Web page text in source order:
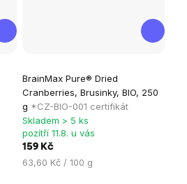
BrainMax Pure® Dried
Cranberries, Brusinky, BIO, 250
g *CZ-BIO-001 certifikát
hodnocení
produktu
je
5,0
z
5
Skladem > 5 ks
pozítří 11.8. u vás
159 Kč
Měrná
63,60 Kč / 100 g